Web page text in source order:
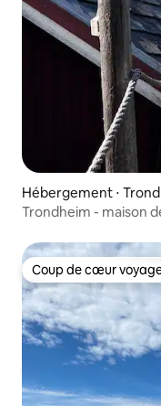
Hébergement ⋅
Trondheim - maison
Coup de cœur
Coup de cœur